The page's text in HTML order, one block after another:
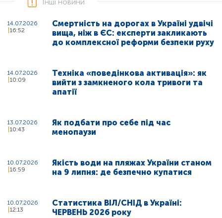
Інші новини
14.07.2026
16:52
Смертність на дорогах в Україні удвічі
вища, ніж в ЄС: експерти закликають
до комплексної реформи безпеки руху
14.07.2026
10:09
Техніка «поведінкова активація»: як
вийти з замкненого кола тривоги та
апатії
13.07.2026
10:43
Як подбати про себе під час
менопаузи
10.07.2026
16:59
Якість води на пляжах України станом
на 9 липня: де безпечно купатися
10.07.2026
12:13
Статистика ВІЛ/СНІД в Україні:
ЧЕРВЕНЬ 2026 року